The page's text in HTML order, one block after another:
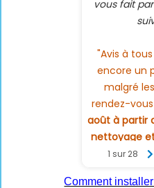
Comment installer